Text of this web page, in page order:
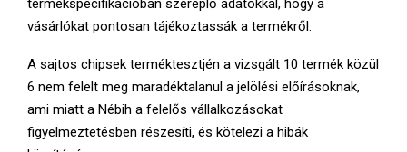
termékspecifikációban szereplő adatokkal, hogy a
vásárlókat pontosan tájékoztassák a termékről.
A sajtos chipsek terméktesztjén a vizsgált 10 termék közül
6 nem felelt meg maradéktalanul a jelölési előírásoknak,
ami miatt a Nébih a felelős vállalkozásokat
figyelmeztetésben részesíti, és kötelezi a hibák